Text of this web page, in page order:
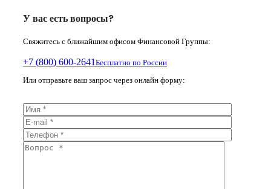
У вас есть вопросы?
Свяжитесь с ближайшим офисом Финансовой Группы:
+7 (800) 600-2641 Бесплатно по России
Или отправьте ваш запрос через онлайн форму: